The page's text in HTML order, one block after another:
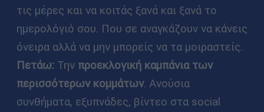
τις μέρες και να κοιτάς ξανά και ξανά το
ημερολόγιό σου. Που σε αναγκάζουν να κάνεις
όνειρα αλλά να μην μπορείς να τα μοιραστείς.
Πετάω:Την προεκλογική καμπάνια των
περισσότερων κομμάτων. Ανούσια
συνθήματα, εξυπνάδες, βίντεο στα social